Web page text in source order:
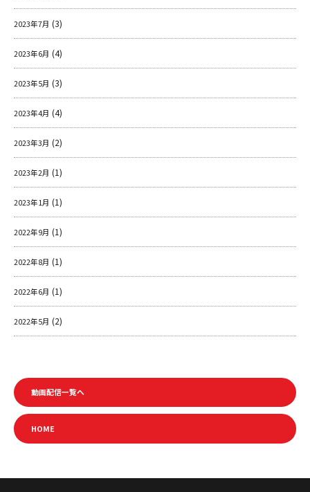
2023年7月 (3)
2023年6月 (4)
2023年5月 (3)
2023年4月 (4)
2023年3月 (2)
2023年2月 (1)
2023年1月 (1)
2022年9月 (1)
2022年8月 (1)
2022年6月 (1)
2022年5月 (2)
動画配信一覧へ
HOME